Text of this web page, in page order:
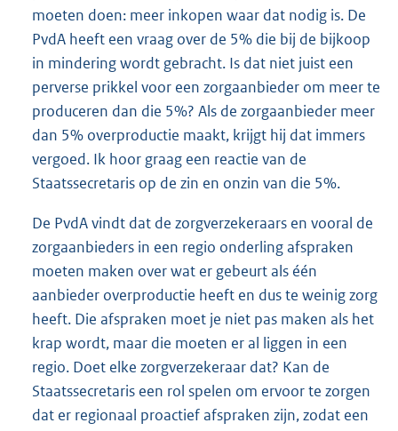
moeten doen: meer inkopen waar dat nodig is. De
PvdA heeft een vraag over de 5% die bij de bijkoop
in mindering wordt gebracht. Is dat niet juist een
perverse prikkel voor een zorgaanbieder om meer te
produceren dan die 5%? Als de zorgaanbieder meer
dan 5% overproductie maakt, krijgt hij dat immers
vergoed. Ik hoor graag een reactie van de
Staatssecretaris op de zin en onzin van die 5%.
De PvdA vindt dat de zorgverzekeraars en vooral de
zorgaanbieders in een regio onderling afspraken
moeten maken over wat er gebeurt als één
aanbieder overproductie heeft en dus te weinig zorg
heeft. Die afspraken moet je niet pas maken als het
krap wordt, maar die moeten er al liggen in een
regio. Doet elke zorgverzekeraar dat? Kan de
Staatssecretaris een rol spelen om ervoor te zorgen
dat er regionaal proactief afspraken zijn, zodat een